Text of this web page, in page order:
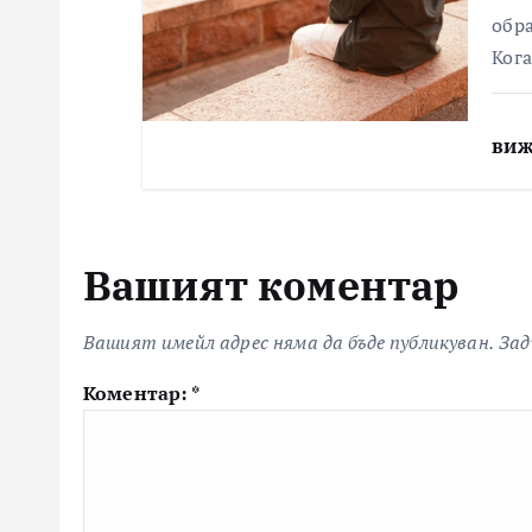
Вашият коментар
Вашият имейл адрес няма да бъде публикуван.
Коментар: *